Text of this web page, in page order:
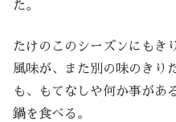
た。
たけのこのシーズンにもき
風味が、また別の味のき
も、もてなしや何か事があ
鍋を食べる。